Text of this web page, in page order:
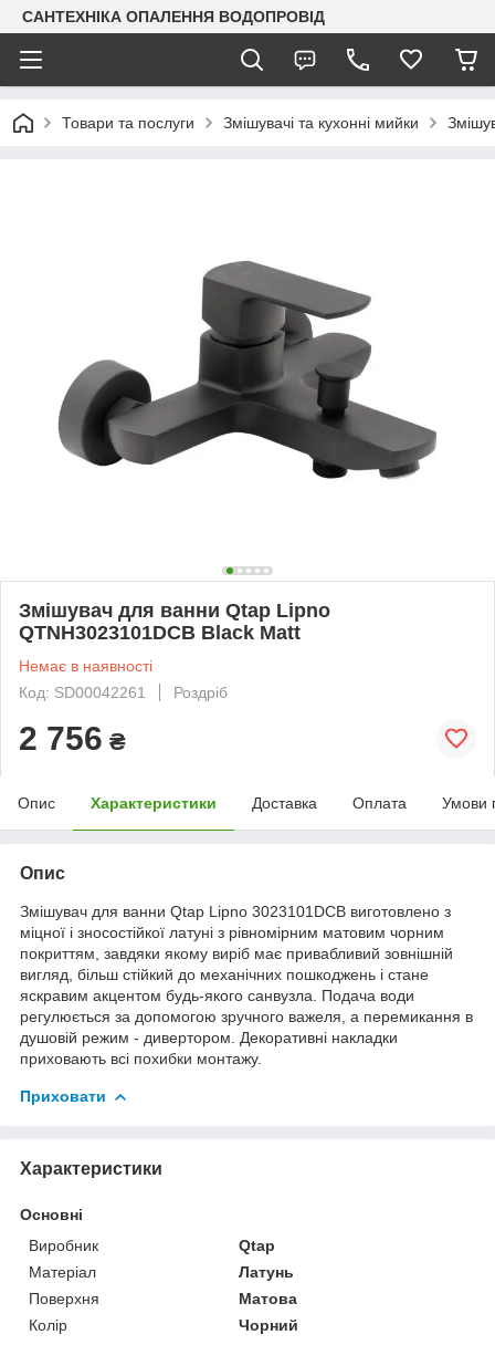
САНТЕХНІКА ОПАЛЕННЯ ВОДОПРОВІД
Товари та послуги Змішувачі та кухонні мийки
Змішувач для ванни Qtap Lipno
QTNH3023101DCB Black Matt
Немає в наявності
Код: SD00042261
Роздріб
2 756 ₴
Опис Характеристики Доставка Оплата Умови
Опис
Змішувач для ванни Qtap Lipno 3023101DCB виготовлено з
міцної і зносостійкої латуні з рівномірним матовим чорним
покриттям, завдяки якому виріб має привабливий зовнішній
вигляд, більш стійкий до механічних пошкоджень і стане
яскравим акцентом будь-якого санвузла. Подача води
регулюється за допомогою зручного важеля, а перемикання в
душовій режим - дивертором. Декоративні накладки
приховають всі похибки монтажу.
Приховати
Характеристики
Основні
Виробник
Qtap
Матеріал
Латунь
Поверхня
Матова
Колір
Чорний